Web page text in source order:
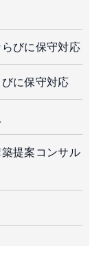
びに保守対応
に保守対応
提案コンサル